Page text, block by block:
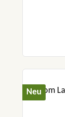
Neu